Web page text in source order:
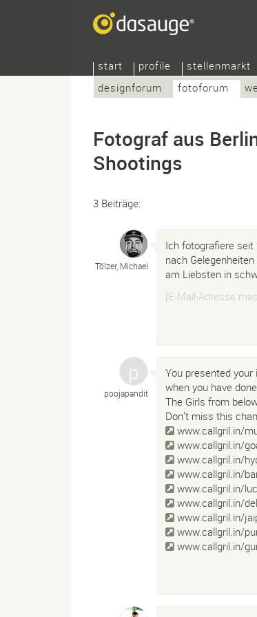
start profile stellenmarkt
designforum
fotoforum
Fotograf aus
Shootings
3 Beiträge:
Tölzer, Michael
Ich fotografiere seit
nach
am Liebsten in
[E-Mail-Adresse
poojapandit
You presented your
when you have
The Girls from
Don’t miss this
www.callgril.in/
www.callgril.in/
www.callgril.in/
www.callgril.in/
www.callgril.in/
www.callgril.in/
www.callgril.in/
www.callgril.in/
www.callgril.in/